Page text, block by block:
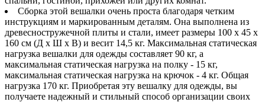
Сборка этой вешалки очень проста благодаря четким
инструкциям и маркированным деталям. Она выполнена из
древесностружечной плиты и стали, имеет размеры 100 x 45 x
160 см (Д x Ш x В) и весит 14,5 кг. Максимальная статическая
нагрузка вешалки для одежды составляет 90 кг, а
максимальная статическая нагрузка на полку - 15 кг,
максимальная статическая нагрузка на крючок - 4 кг. Общая
нагрузка 170 кг. Приобретая эту вешалку для одежды, вы
получаете надежный и стильный способ организации своих